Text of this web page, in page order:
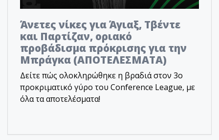
Άνετες νίκες για Άγιαξ, Τβέντε
και Παρτίζαν, οριακό
προβάδισμα πρόκρισης για την
Μπράγκα (ΑΠΟΤΕΛΕΣΜΑΤΑ)
Δείτε πώς ολοκληρώθηκε η βραδιά στον 3ο
προκριματικό γύρο του Conference League, με
όλα τα αποτελέσματα!